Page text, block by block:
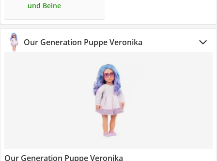
und Beine
Our Generation Puppe Veronika
Our Generation Puppe Veronika